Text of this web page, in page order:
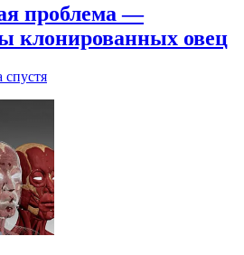
проблема —
клонированных овец
спустя